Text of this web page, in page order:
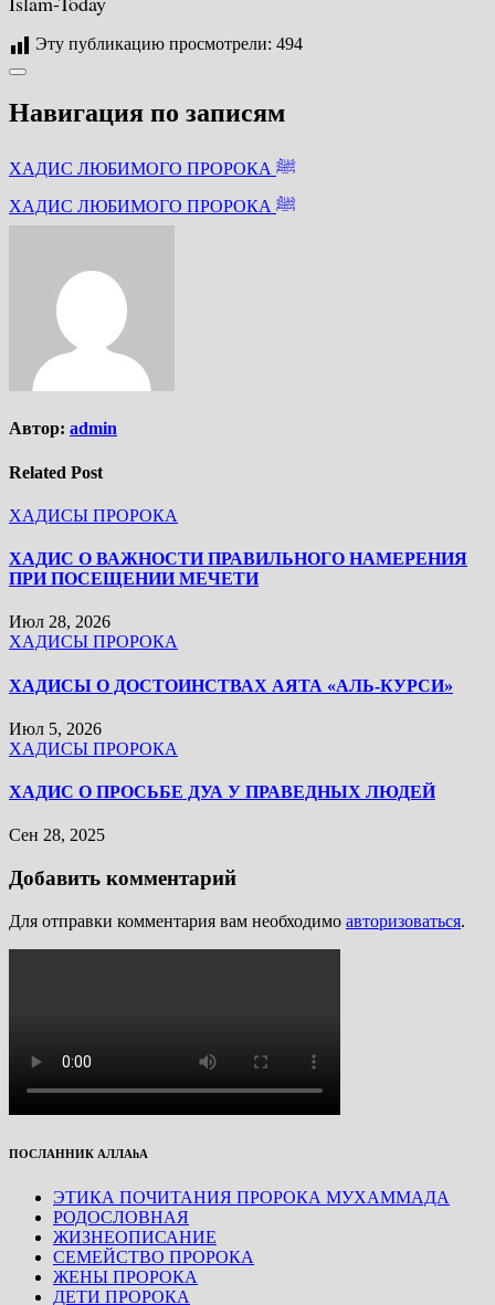
Эту публикацию просмотрели: 494
Навигация по записям
ХАДИС ЛЮБИМОГО ПРОРОКА ﷺ
ХАДИС ЛЮБИМОГО ПРОРОКА ﷺ
Автор: admin
Related Post
ХАДИСЫ ПРОРОКА
ХАДИС О ВАЖНОСТИ ПРАВИЛЬНОГО НАМЕРЕНИЯ
ПРИ ПОСЕЩЕНИИ МЕЧЕТИ
Июл 28, 2026
ХАДИСЫ ПРОРОКА
ХАДИСЫ О ДОСТОИНСТВАХ АЯТА «АЛЬ-КУРСИ»
Июл 5, 2026
ХАДИСЫ ПРОРОКА
ХАДИС О ПРОСЬБЕ ДУА У ПРАВЕДНЫХ ЛЮДЕЙ
Сен 28, 2025
Добавить комментарий
Для отправки комментария вам необходимо авторизоваться.
ПОСЛАННИК АЛЛАhА
ЭТИКА ПОЧИТАНИЯ ПРОРОКА МУХАММАДА
РОДОСЛОВНАЯ
ЖИЗНЕОПИСАНИЕ
СЕМЕЙСТВО ПРОРОКА
ЖЕНЫ ПРОРОКА
ДЕТИ ПРОРОКА